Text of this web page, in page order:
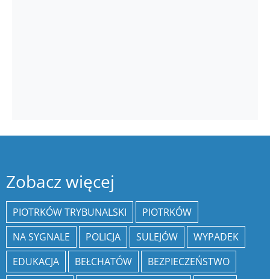
Zobacz więcej
PIOTRKÓW TRYBUNALSKI
PIOTRKÓW
NA SYGNALE
POLICJA SULEJÓW
WYPADEK
EDUKACJA
BEŁCHATÓW
BEZPIECZEŃSTWO